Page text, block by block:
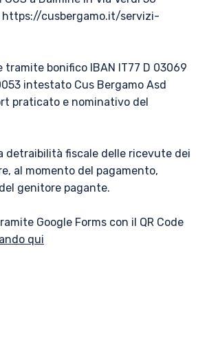
https://cusbergamo.it/servizi-
tramite bonifico IBAN IT77 D 03069
intestato Cus Bergamo Asd
praticato e nominativo del
detraibilità fiscale delle ricevute dei
al momento del pagamento,
genitore pagante.
Google Forms con il QR Code
qui